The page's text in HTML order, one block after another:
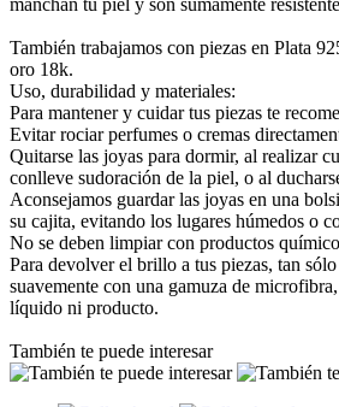
También trabajamos con piezas en Plata
oro 18k.
Uso, durabilidad y materiales:
Para mantener y cuidar tus piezas te
Evitar rociar perfumes o cremas
Quitarse las joyas para dormir, al realizar
conlleve sudoración de la piel, o al
Aconsejamos guardar las joyas en una
su cajita, evitando los lugares húmedos o
No se deben limpiar con productos
Para devolver el brillo a tus piezas, tan
suavemente con una gamuza de
líquido ni producto.
También te puede interesar